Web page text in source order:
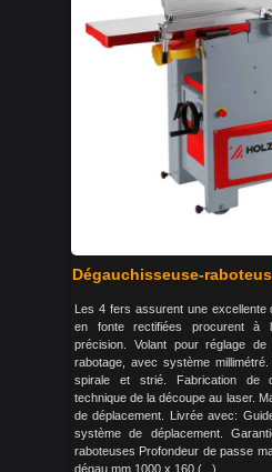
Dégauchisseuse-
Les 4 fers assurent une excellente
en fonte rectifiées procurent à
précision. Volant pour réglage
rabotage, avec système millimétré.
spirale et strié. Fabrication de
technique de la découpe au laser.
de déplacement. Livrée avec:
système de déplacement.
raboteuses Profondeur de passe
dégau mm 1000 x 160 (...)